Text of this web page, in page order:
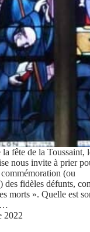
fête de la Toussaint,
nous invite à prier
(ou
des fidèles défunts,
morts ». Quelle est
2022